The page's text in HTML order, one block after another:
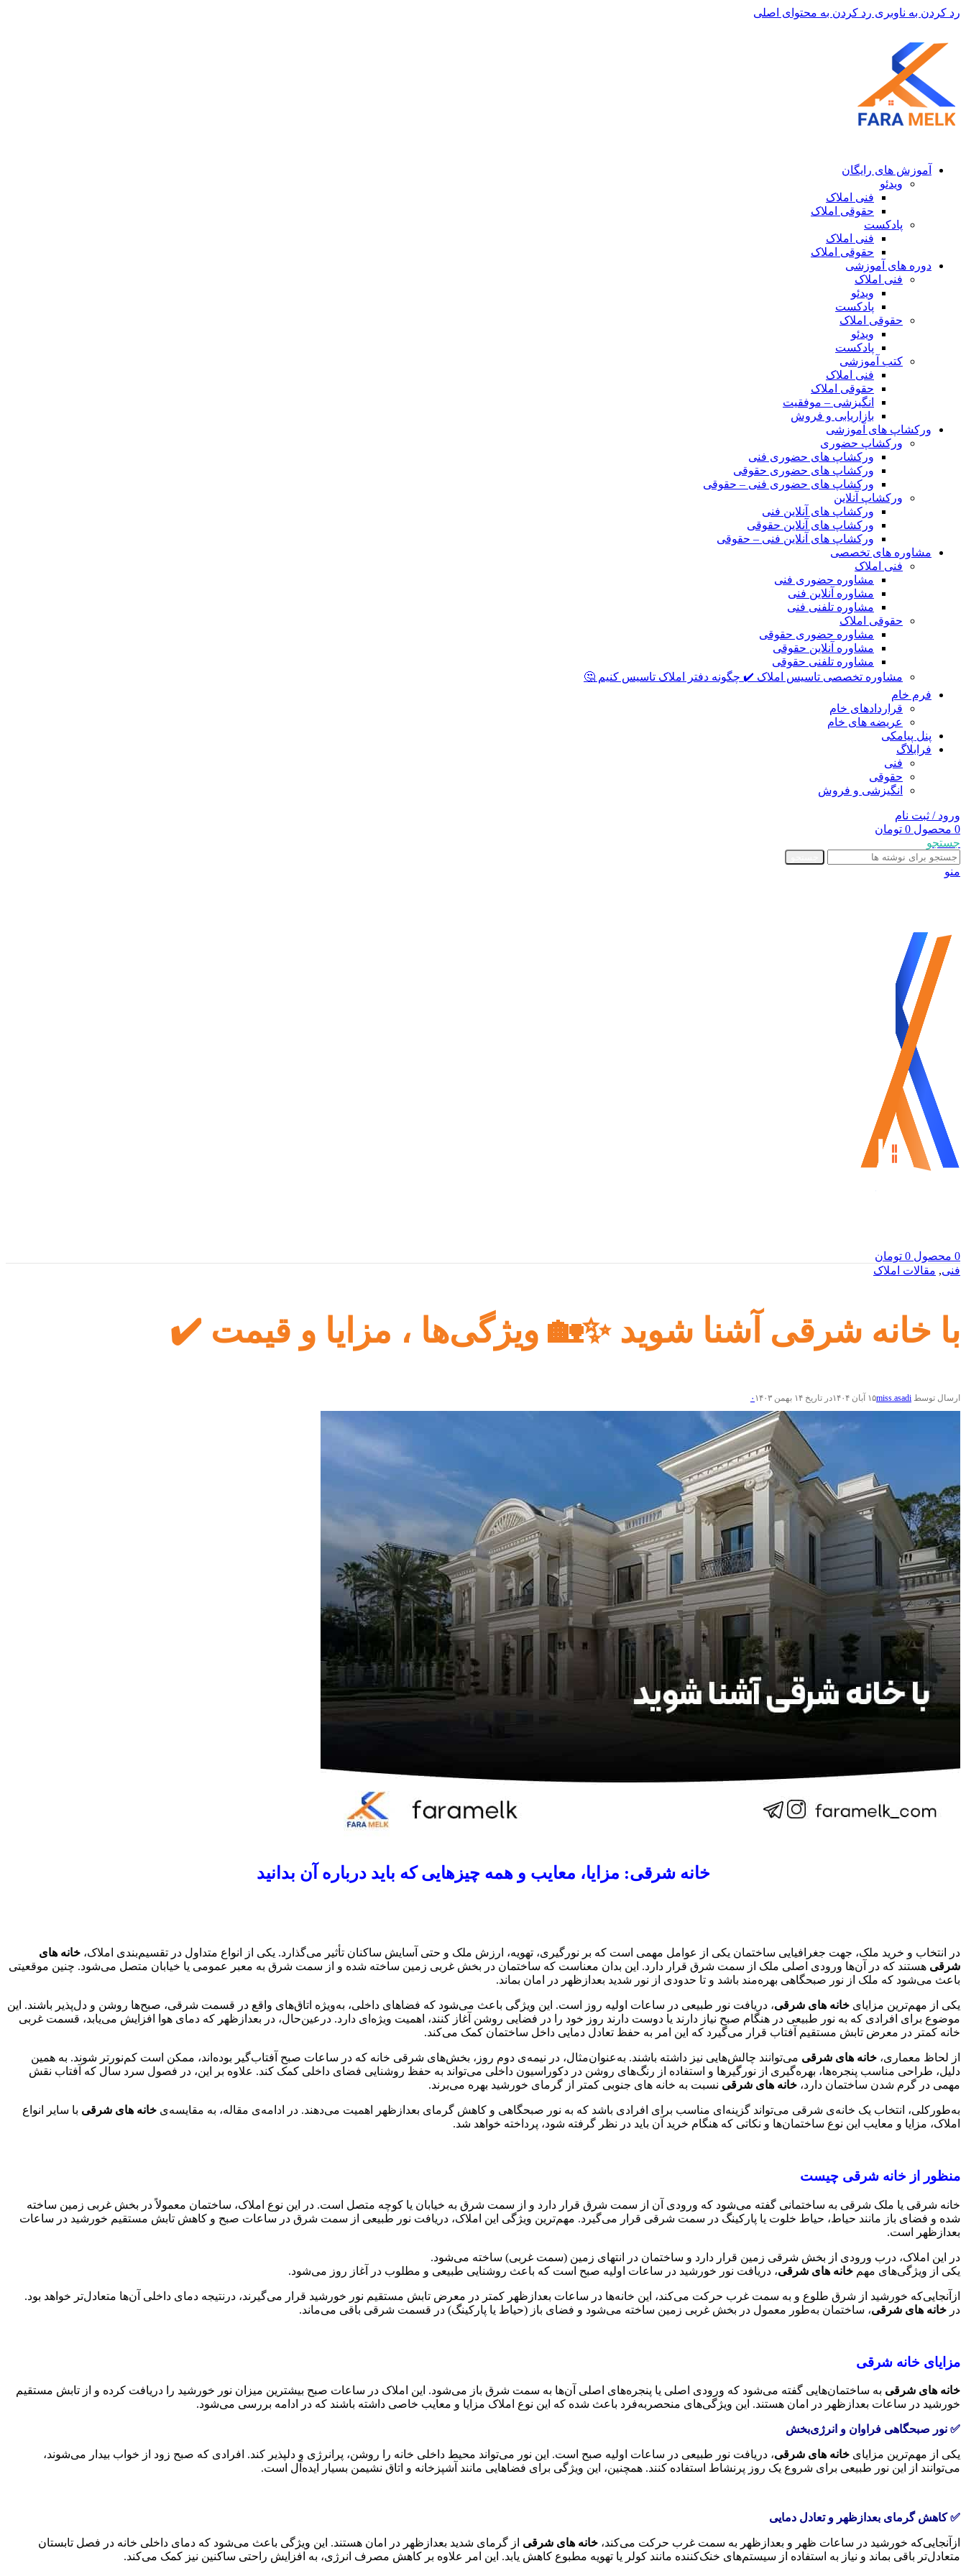
رد کردن به ناوبری رد کردن به محتوای اصلی
آموزش های رایگان
ویدئو
فنی املاک
حقوقی املاک
پادکست
فنی املاک
حقوقی املاک
دوره های آموزشی
فنی املاک
ویدئو
پادکست
حقوقی املاک
ویدئو
پادکست
کتب آموزشی
فنی املاک
حقوقی املاک
انگیزشی – موفقیت
بازاریابی و فروش
ورکشاپ های آموزشی
ورکشاپ حضوری
ورکشاپ های حضوری فنی
ورکشاپ های حضوری حقوقی
ورکشاپ های حضوری فنی – حقوقی
ورکشاپ آنلاین
ورکشاپ های آنلاین فنی
ورکشاپ های آنلاین حقوقی
ورکشاپ های آنلاین فنی – حقوقی
مشاوره های تخصصی
فنی املاک
مشاوره حضوری فنی
مشاوره آنلاین فنی
مشاوره تلفنی فنی
حقوقی املاک
مشاوره حضوری حقوقی
مشاوره آنلاین حقوقی
مشاوره تلفنی حقوقی
مشاوره تخصصی تاسیس املاک ✔️ چگونه دفتر املاک تاسیس کنیم 🤔
فرم خام
قراردادهای خام
عریضه های خام
پنل پیامکی
فرابلاگ
فنی
حقوقی
انگیزشی و فروش
ورود / ثبت نام
0 محصول 0 تومان
جستجو
منو
0 محصول 0 تومان
فنی, مقالات املاک
با خانه شرقی آشنا شوید ✨🏡 ویژگی‌ها ، مزایا و قیمت ✔️
ارسال توسط miss.asadi۱۵ آبان ۱۴۰۴ در تاریخ ۱۴ بهمن ۱۴۰۳ ۰
خانه شرقی: مزایا، معایب و همه چیزهایی که باید درباره آن بدانید
در انتخاب و خرید ملک، جهت جغرافیایی ساختمان یکی از عوامل مهمی است که بر نورگیری، تهویه، ارزش ملک و حتی آسایش ساکنان تأثیر می‌گذارد. یکی از انواع متداول در تقسیم‌بندی املاک، خانه های
شرقی هستند که در آن‌ها ورودی اصلی ملک از سمت شرق قرار دارد. این بدان معناست که ساختمان در بخش غربی زمین ساخته شده و از سمت شرق به معبر عمومی یا خیابان متصل می‌شود. چنین موقعیتی
باعث می‌شود که ملک از نور صبحگاهی بهره‌مند باشد و تا حدودی از نور شدید بعدازظهر در امان بماند.
یکی از مهم‌ترین مزایای خانه های شرقی، دریافت نور طبیعی در ساعات اولیه روز است. این ویژگی باعث می‌شود که فضاهای داخلی، به‌ویژه اتاق‌های واقع در قسمت شرقی، صبح‌ها روشن و دل‌پذیر باشند. این
موضوع برای افرادی که به نور طبیعی در هنگام صبح نیاز دارند یا دوست دارند روز خود را در فضایی روشن آغاز کنند، اهمیت ویژه‌ای دارد. درعین‌حال، در بعدازظهر که دمای هوا افزایش می‌یابد، قسمت غربی
خانه کمتر در معرض تابش مستقیم آفتاب قرار می‌گیرد که این امر به حفظ تعادل دمایی داخل ساختمان کمک می‌کند.
از لحاظ معماری، خانه های شرقی می‌توانند چالش‌هایی نیز داشته باشند. به‌عنوان‌مثال، در نیمه‌ی دوم روز، بخش‌های شرقی خانه که در ساعات صبح آفتاب‌گیر بوده‌اند، ممکن است کم‌نورتر شوند. به همین
دلیل، طراحی مناسب پنجره‌ها، بهره‌گیری از نورگیرها و استفاده از رنگ‌های روشن در دکوراسیون داخلی می‌تواند به حفظ روشنایی فضای داخلی کمک کند. علاوه بر این، در فصول سرد سال که آفتاب نقش
مهمی در گرم شدن ساختمان دارد، خانه های شرقی نسبت به خانه های جنوبی کمتر از گرمای خورشید بهره می‌برند.
به‌طورکلی، انتخاب یک خانه‌ی شرقی می‌تواند گزینه‌ای مناسب برای افرادی باشد که به نور صبحگاهی و کاهش گرمای بعدازظهر اهمیت می‌دهند. در ادامه‌ی مقاله، به مقایسه‌ی خانه های شرقی با سایر انواع
املاک، مزایا و معایب این نوع ساختمان‌ها و نکاتی که هنگام خرید آن باید در نظر گرفته شود، پرداخته خواهد شد.
منظور از خانه شرقی چیست
خانه شرقی یا ملک شرقی به ساختمانی گفته می‌شود که ورودی آن از سمت شرق قرار دارد و از سمت شرق به خیابان یا کوچه متصل است. در این نوع املاک، ساختمان معمولاً در بخش غربی زمین ساخته
شده و فضای باز مانند حیاط، حیاط خلوت یا پارکینگ در سمت شرقی قرار می‌گیرد. مهم‌ترین ویژگی این املاک، دریافت نور طبیعی از سمت شرق در ساعات صبح و کاهش تابش مستقیم خورشید در ساعات
بعدازظهر است.
در این املاک، درب ورودی از بخش شرقی زمین قرار دارد و ساختمان در انتهای زمین (سمت غربی) ساخته می‌شود.
یکی از ویژگی‌های مهم خانه های شرقی، دریافت نور خورشید در ساعات اولیه صبح است که باعث روشنایی طبیعی و مطلوب در آغاز روز می‌شود.
ازآنجایی‌که خورشید از شرق طلوع و به سمت غرب حرکت می‌کند، این خانه‌ها در ساعات بعدازظهر کمتر در معرض تابش مستقیم نور خورشید قرار می‌گیرند، درنتیجه دمای داخلی آن‌ها متعادل‌تر خواهد بود.
در خانه های شرقی، ساختمان به‌طور معمول در بخش غربی زمین ساخته می‌شود و فضای باز (حیاط یا پارکینگ) در قسمت شرقی باقی می‌ماند.
مزایای خانه شرقی
خانه های شرقی به ساختمان‌هایی گفته می‌شود که ورودی اصلی یا پنجره‌های اصلی آن‌ها به سمت شرق باز می‌شود. این املاک در ساعات صبح بیشترین میزان نور خورشید را دریافت کرده و از تابش مستقیم
خورشید در ساعات بعدازظهر در امان هستند. این ویژگی‌های منحصربه‌فرد باعث شده که این نوع املاک مزایا و معایب خاصی داشته باشند که در ادامه بررسی می‌شود.
✅ نور صبحگاهی فراوان و انرژی‌بخش
یکی از مهم‌ترین مزایای خانه های شرقی، دریافت نور طبیعی در ساعات اولیه صبح است. این نور می‌تواند محیط داخلی خانه را روشن، پرانرژی و دلپذیر کند. افرادی که صبح زود از خواب بیدار می‌شوند،
می‌توانند از این نور طبیعی برای شروع یک روز پرنشاط استفاده کنند. همچنین، این ویژگی برای فضاهایی مانند آشپزخانه و اتاق نشیمن بسیار ایده‌آل است.
✅ کاهش گرمای بعدازظهر و تعادل دمایی
ازآنجایی‌که خورشید در ساعات ظهر و بعدازظهر به سمت غرب حرکت می‌کند، خانه های شرقی از گرمای شدید بعدازظهر در امان هستند. این ویژگی باعث می‌شود که دمای داخلی خانه در فصل تابستان
متعادل‌تر باقی بماند و نیاز به استفاده از سیستم‌های خنک‌کننده مانند کولر یا تهویه مطبوع کاهش یابد. این امر علاوه بر کاهش مصرف انرژی، به افزایش راحتی ساکنین نیز کمک می‌کند.